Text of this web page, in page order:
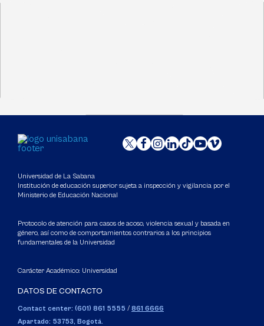
Universidad de La Sabana
Institución de educación superior sujeta a inspección y vigilancia por el
Ministerio de Educación Nacional
Protocolo de atención para casos de acoso, violencia sexual y basada en
género, así como de comportamientos contrarios a los principios
fundamentales de la Universidad
Carácter Académico: Universidad
DATOS DE CONTACTO
Contact center: (601) 861 5555 / 861 6666
Apartado: 53753, Bogotá.